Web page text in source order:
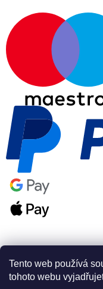
Tento web používá
tohoto webu